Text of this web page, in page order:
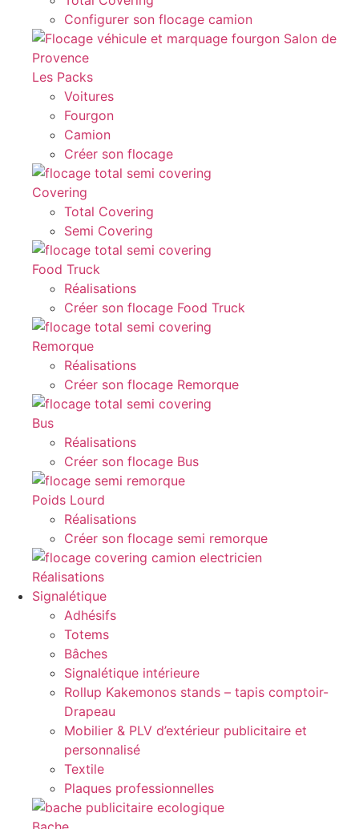
Configurer son flocage camion
Les Packs
Voitures
Fourgon
Camion
Créer son flocage
Covering
Total Covering
Semi Covering
Food Truck
Réalisations
Créer son flocage Food Truck
Remorque
Réalisations
Créer son flocage Remorque
Bus
Réalisations
Créer son flocage Bus
Poids Lourd
Réalisations
Créer son flocage semi remorque
Réalisations
Signalétique
Adhésifs
Totems
Bâches
Signalétique intérieure
Rollup Kakemonos stands – tapis comptoir-
Drapeau
Mobilier & PLV d’extérieur publicitaire et
personnalisé
Textile
Plaques professionnelles